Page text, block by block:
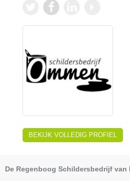
BEKIJK VOLLEDIG PROFIEL
De Regenboog Schildersbedrijf van